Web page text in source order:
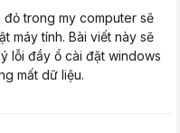
trong my computer sẽ
máy tính. Bài viết này sẽ
lỗi đầy ổ cài đặt windows
mất dữ liệu.